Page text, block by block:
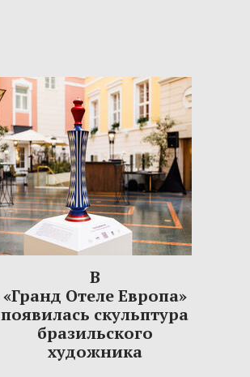
В
«Гранд Отеле Европа»
появилась скульптура
бразильского
художника